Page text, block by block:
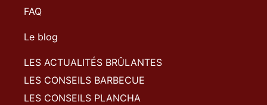
FAQ
Le blog
LES ACTUALITÉS BRÛLANTES
LES CONSEILS BARBECUE
LES CONSEILS PLANCHA